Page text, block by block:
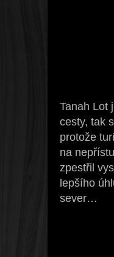
Tanah Lot
cesty, tak
protože
na
zpestřil
lepšího
sever…